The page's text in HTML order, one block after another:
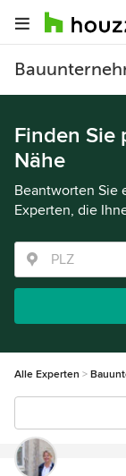
Finden Sie
Nähe
Beantworten Sie
Experten, die
Alle Experten